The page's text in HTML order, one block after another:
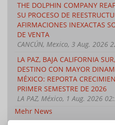
THE DOLPHIN COMPANY
SU PROCESO DE
AFIRMACIONES INEXACTAS
DE VENTA
CANCÚN, Mexico, 3 Aug. 2026
LA PAZ, BAJA CALIFORNIA
DESTINO CON MAYOR
MÉXICO: REPORTA
PRIMER SEMESTRE DE 2026
LA PAZ, México, 1 Aug. 2026
Mehr News